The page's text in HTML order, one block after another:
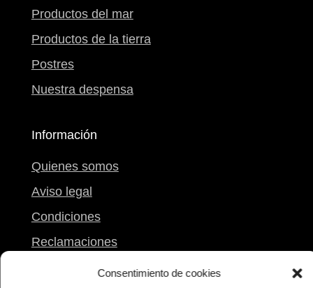
Consentimiento de cookies
Productos del mar
Productos de la tierra
Postres
Nuestra despensa
Información
Quienes somos
Aviso legal
Condiciones
Reclamaciones